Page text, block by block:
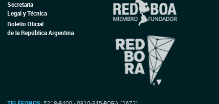
Secretaría
Legal y Técnica
Boletín Oficial
de la República Argentina